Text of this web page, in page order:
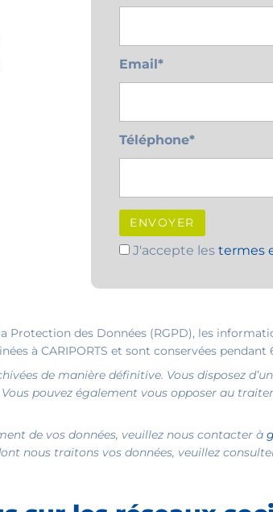
Email*
Téléphone*
J'accepte les termes
des Données (RGPD), les
à CARIPORTS et sont conservées pendant
de manière définitive. Vous disposez
pouvez également vous opposer au
de vos données, veuillez nous contacter à
nous traitons vos données, veuillez